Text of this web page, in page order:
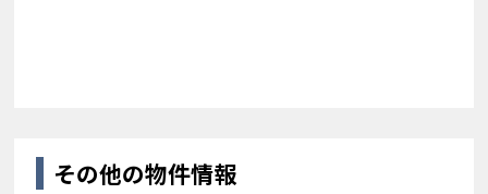
その他の物件情報